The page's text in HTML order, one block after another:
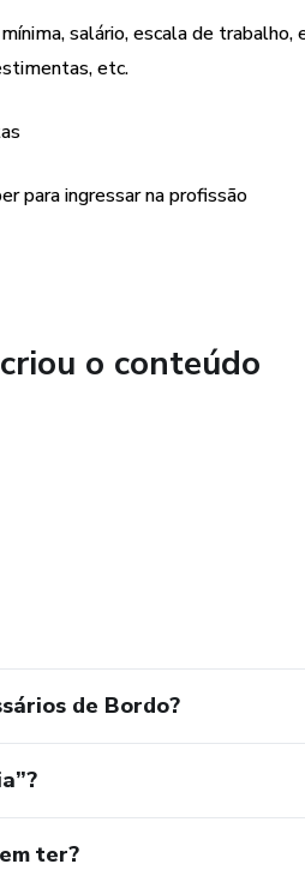
salário, escala de
etc.
para ingressar na profissão
o conteúdo
de Bordo?
ter?